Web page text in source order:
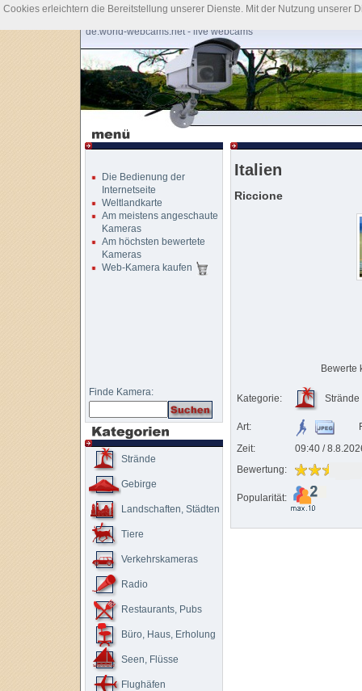
de.world-webcams.net - live webcams
Die Bedienung der
Internetseite
Weltlandkarte
Am meistens angeschaute
Kameras
Am höchsten bewertete
Kameras
Web-Kamera kaufen
Finde Kamera:
Strände
Gebirge
Landschaften, Städten
Tiere
Verkehrskameras
Radio
Restaurants, Pubs
Büro, Haus, Erholung
Seen, Flüsse
Flughäfen
Italien
Riccione
Bewerte
Kategorie: Strände
Art:
Zeit:
09:40 /
Bewertung:
Popularität:
Cookies erleichtern die Bereitstellung unserer Dienste. Mit der Nutzung